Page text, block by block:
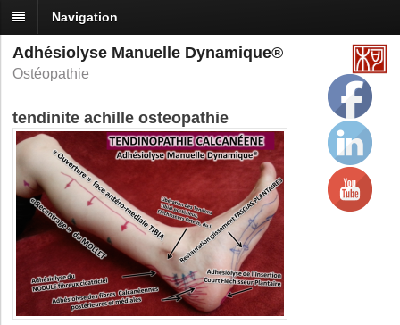
Navigation
Adhésiolyse Manuelle Dynamique®
Ostéopathie
tendinite achille osteopathie